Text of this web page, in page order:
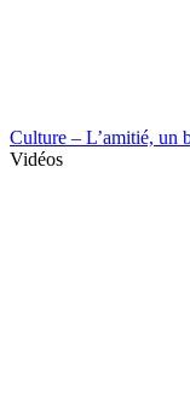
Culture – L’amitié, un
Vidéos